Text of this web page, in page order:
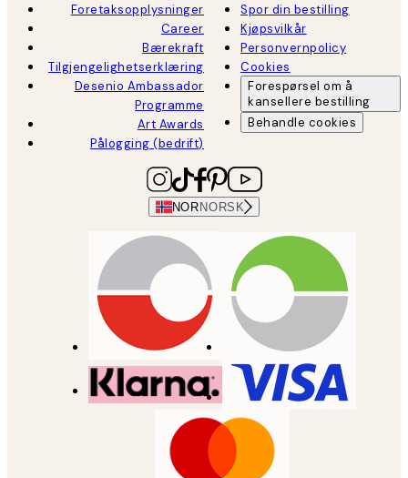
Foretaksopplysninger
Career
Bærekraft
Tilgjengelighetserklæring
Desenio Ambassador
Programme
Art Awards
Pålogging (bedrift)
Spor din bestilling
Kjøpsvilkår
Personvernpolicy
Cookies
Forespørsel om å
kansellere bestilling
Behandle cookies
NOR NORSK